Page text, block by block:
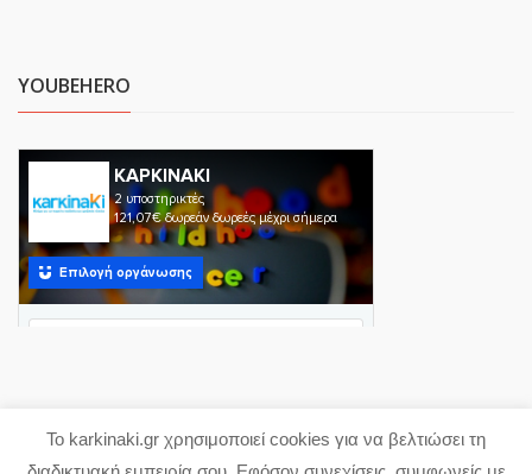
YOUBEHERO
Copyright 2023 karkinaki.gr
Το karkinaki.gr χρησιμοποιεί cookies για να βελτιώσει τη